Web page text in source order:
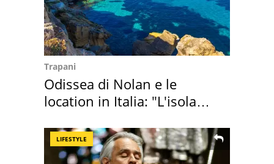
Trapani
Odissea di Nolan e le
location in Italia: "L'isola
LIFESTYLE